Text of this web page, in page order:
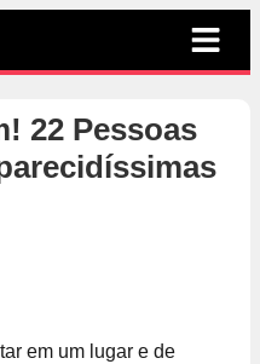
22 Pessoas
em um lugar e de